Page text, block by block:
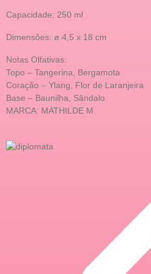
Capacidade: 250 ml
Dimensões: ø 4,5 x 18 cm
Notas Olfativas:
Topo – Tangerina, Bergamota
Coração – Ylang, Flor de Laranjeira
Base – Baunilha, Sândalo
MARCA: MATHILDE M.